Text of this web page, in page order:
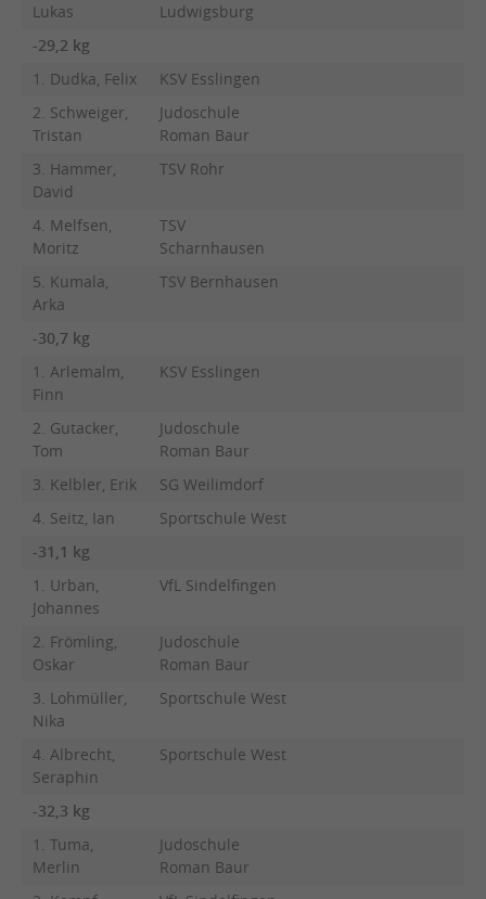
Lukas
Ludwigsburg
-29,2 kg
1. Dudka, Felix
KSV Esslingen
2. Schweiger,
Tristan
Judoschule
Roman Baur
3. Hammer,
David
TSV Rohr
4. Melfsen,
Moritz
TSV
Scharnhausen
5. Kumala,
Arka
TSV Bernhausen
-30,7 kg
1. Arlemalm,
Finn
KSV Esslingen
2. Gutacker,
Tom
Judoschule
Roman Baur
3. Kelbler, Erik
SG Weilimdorf
4. Seitz, Ian
Sportschule West
-31,1 kg
1. Urban,
Johannes
VfL Sindelfingen
2. Frömling,
Oskar
Judoschule
Roman Baur
3. Lohmüller,
Nika
Sportschule West
4. Albrecht,
Seraphin
Sportschule West
-32,3 kg
1. Tuma,
Merlin
Judoschule
Roman Baur